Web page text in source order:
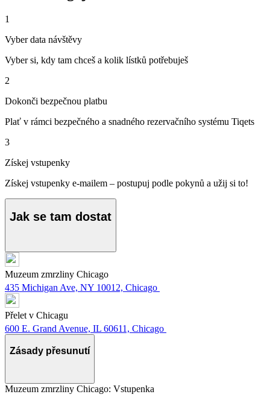
1
Vyber data návštěvy
Vyber si, kdy tam chceš a kolik lístků potřebuješ
2
Dokonči bezpečnou platbu
Plať v rámci bezpečného a snadného rezervačního systému Tiqets
3
Získej vstupenky
Získej vstupenky e-mailem – postupuj podle pokynů a užij si to!
Jak se tam dostat
Muzeum zmrzliny Chicago
435 Michigan Ave, NY 10012, Chicago
Přelet v Chicagu
600 E. Grand Avenue, IL 60611, Chicago
Zásady přesunutí
Muzeum zmrzliny Chicago: Vstupenka